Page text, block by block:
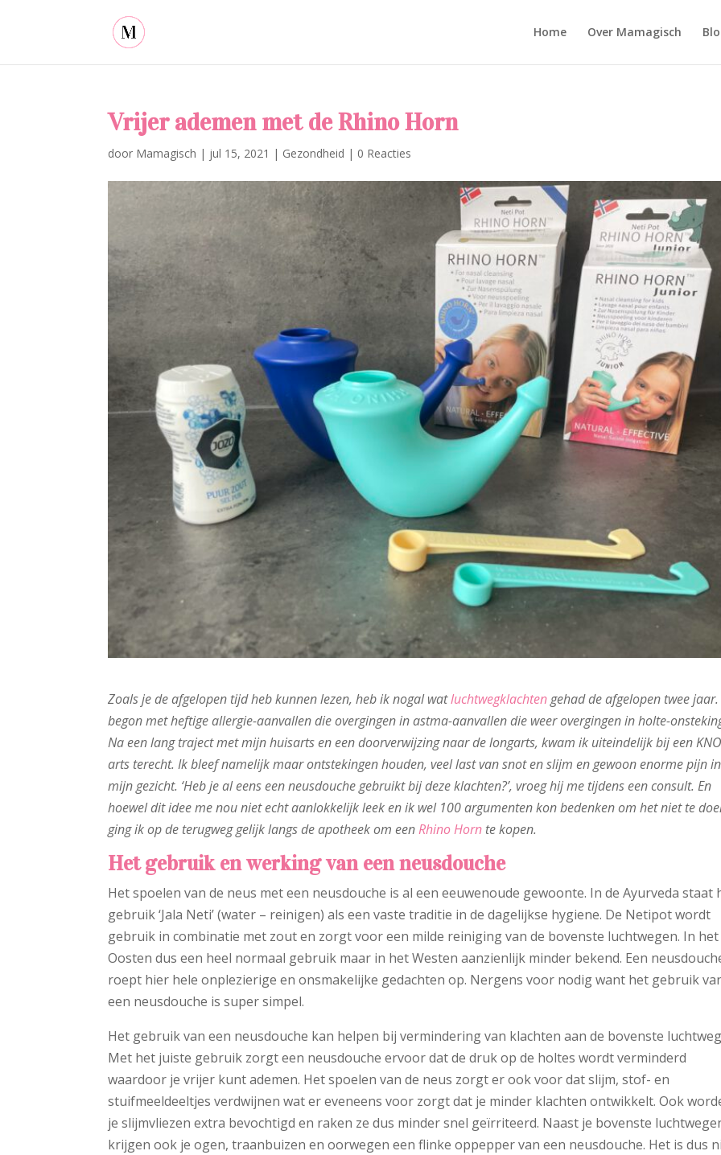
Home Over Mamagisch
Vrijer ademen met de Rhino Horn
door Mamagisch | jul 15, 2021 | Gezondheid | 0 Reacties
Zoals je de afgelopen tijd heb kunnen lezen, heb ik nogal watluchtwegklachtengehad de afgelopen twee
begon met heftige allergie-aanvallen die overgingen in astma-aanvallen die weer overgingen in holte-
Na een lang traject met mijn huisarts en een doorverwijzing naar de longarts, kwam ik uiteindelijk bij een
arts terecht. Ik bleef namelijk maar ontstekingen houden, veel last van snot en slijm en gewoon enorme pijn in
mijn gezicht. ‘Heb je al eens een neusdouche gebruikt bij deze klachten?’, vroeg hij me tijdens een consult. En
hoewel dit idee me nou niet echt aanlokkelijk leek en ik wel 100 argumenten kon bedenken om het niet te
ging ik op de terugweg gelijk langs de apotheek om eenRhino Horn te kopen.
Het gebruik en werking van een neusdouche
Het spoelen van de neus met een neusdouche is al een eeuwenoude gewoonte. In de Ayurveda staat
gebruik ‘Jala Neti’ (water – reinigen) als een vaste traditie in de dagelijkse hygiene. De Netipot wordt
gebruik in combinatie met zout en zorgt voor een milde reiniging van de bovenste luchtwegen. In het
Oosten dus een heel normaal gebruik maar in het Westen aanzienlijk minder bekend. Een
roept hier hele onplezierige en onsmakelijke gedachten op. Nergens voor nodig want het gebruik
een neusdouche is super simpel.
Het gebruik van een neusdouche kan helpen bij vermindering van klachten aan de bovenste
Met het juiste gebruik zorgt een neusdouche ervoor dat de druk op de holtes wordt verminderd
waardoor je vrijer kunt ademen. Het spoelen van de neus zorgt er ook voor dat slijm, stof- en
stuifmeeldeeltjes verdwijnen wat er eveneens voor zorgt dat je minder klachten ontwikkelt. Ook
je slijmvliezen extra bevochtigd en raken ze dus minder snel geïrriteerd. Naast je bovenste
krijgen ook je ogen, traanbuizen en oorwegen een flinke oppepper van een neusdouche. Het is dus